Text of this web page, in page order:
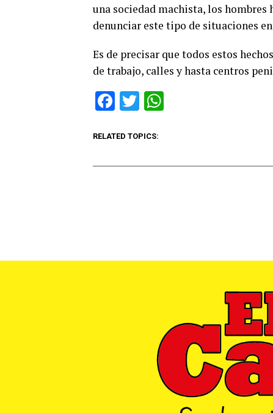
una sociedad machista, los
denunciar este tipo de situaciones
Es de precisar que todos estos
de trabajo, calles y hasta centros
Facebook
Twitter
RELATED TOPICS: